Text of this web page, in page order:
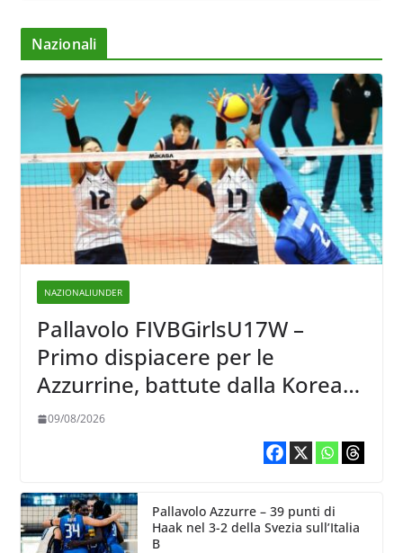
Nazionali
NAZIONALIUNDER
Pallavolo FIVBGirlsU17W –
Primo dispiacere per le
Azzurrine, battute dalla Korea
3-1
09/08/2026
Pallavolo Azzurre – 39 punti di
Haak nel 3-2 della Svezia sull’Italia
B